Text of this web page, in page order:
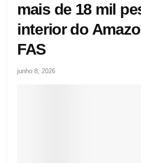
mais de 18 mil
interior do
FAS
junho 8, 2026